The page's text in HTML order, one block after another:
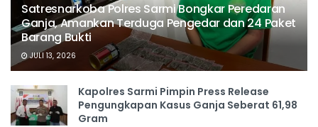
Satresnarkoba Polres Sarmi Bongkar Peredaran
Ganja, Amankan Terduga Pengedar dan 24 Paket
Barang Bukti
JULI 13, 2026
Kapolres Sarmi Pimpin Press Release
Pengungkapan Kasus Ganja Seberat 61,98
Gram